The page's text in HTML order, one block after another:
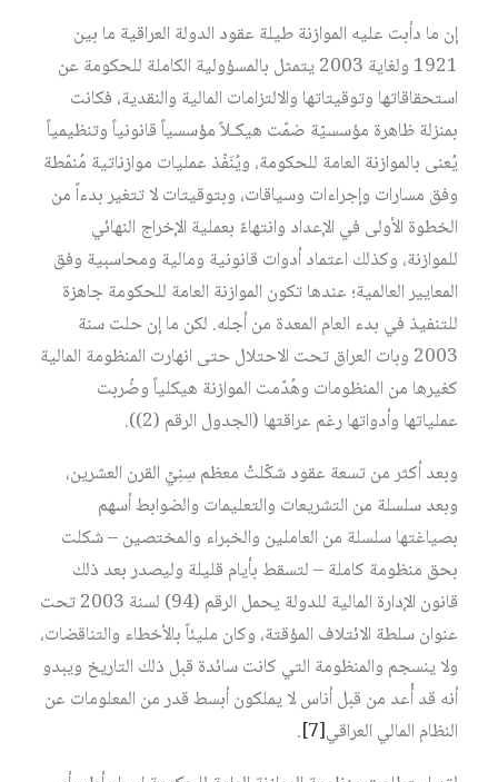
إن ما دأبت عليه الموازنة طيلة عقود الدولة العراقية ما بين
1921 ولغاية 2003 يتمثل بالمسؤولية الكاملة للحكومة عن
استحقاقاتها وتوقيتاتها والالتزامات المالية والنقدية، فكانت
بمنزلة ظاهرة مؤسسيّة ضمّت هيكـلاً مؤسسياً قانونياً وتنظيمياً
يُعنى بالموازنة العامة للحكومة، ويُنَفّذ عمليات موازناتية مُنمّطة
وفق مسارات وإجراءات وسياقات، وبتوقيتات لا تتغير بدءاً من
الخطوة الأولى في الإعداد وانتهاءً بعملية الإخراج النهائي
للموازنة، وكذلك اعتماد أدوات قانونية ومالية ومحاسبية وفق
المعايير العالمية؛ عندها تكون الموازنة العامة للحكومة جاهزة
للتنفيذ في بدء العام المعدة من أجله. لكن ما إن حلت سنة
2003 وبات العراق تحت الاحتلال حتى انهارت المنظومة المالية
كغيرها من المنظومات وهُدّمت الموازنة هيكلياً وضُربت
عملياتها وأدواتها رغم عراقتها (الجدول الرقم (2)).
وبعد أكثر من تسعة عقود شكّلتْ معظم سِنِيِّ القرن العشرين،
وبعد سلسلة من التشريعات والتعليمات والضوابط أسهم
بصياغتها سلسلة من العاملين والخبراء والمختصين – شكلت
بحق منظومة كاملة – لتسقط بأيام قليلة وليصدر بعد ذلك
قانون الإدارة المالية للدولة يحمل الرقم (94) لسنة 2003 تحت
عنوان سلطة الائتلاف المؤقتة، وكان مليئاً بالأخطاء والتناقضات،
ولا ينسجم والمنظومة التي كانت سائدة قبل ذلك التاريخ ويبدو
أنه قد أُعد من قبل أناس لا يملكون أبسط قدر من المعلومات عن
النظام المالي العراقي‏[7]
.